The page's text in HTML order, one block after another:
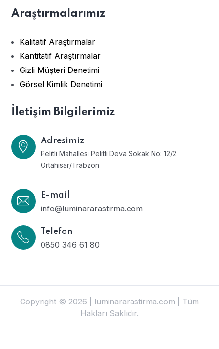
Araştırmalarımız
Kalitatif Araştırmalar
Kantitatif Araştırmalar
Gizli Müşteri Denetimi
Görsel Kimlik Denetimi
İletişim Bilgilerimiz
Adresimiz
Pelitli Mahallesi Pelitli Deva Sokak No: 12/2
Ortahisar/Trabzon
E-mail
info@luminararastirma.com
Telefon
0850 346 61 80
Copyright © 2026 | luminararastirma.com | Tüm
Hakları Saklıdır.